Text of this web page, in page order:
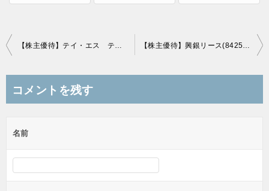
投
ビ
ー
シ
【株主優待】テイ・エス テック(7313)の優待到着！3,000円相当のグルメカタログギフト！ 【株主優待】興銀リース(8425)の優待到着！オリジナル図書カード3,000円相当！
コメントを残す
名前